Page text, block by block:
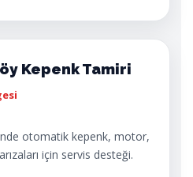
Kepenk Tamiri
otomatik kepenk, motor,
için servis desteği.